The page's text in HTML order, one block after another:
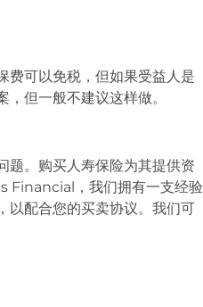
费可以免税，但如果受益人是
但一般不建议这样做。
题。购买人寿保险为其提供资
Financial，我们拥有一支经验
以配合您的买卖协议。我们可